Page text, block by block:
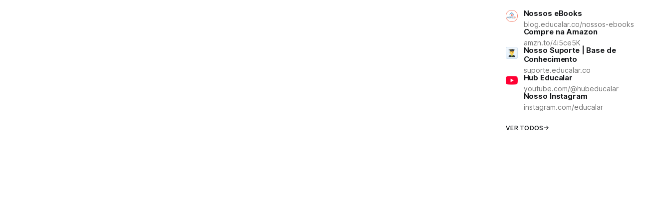
Nossos eBooks
blog.educalar.co/nossos-ebooks
Compre na Amazon
amzn.to/4i5ce5K
Nosso Suporte | Base de
Conhecimento
suporte.educalar.co
Hub Educalar
youtube.com/@hubeducalar
Nosso Instagram
instagram.com/educalar
VER TODOS